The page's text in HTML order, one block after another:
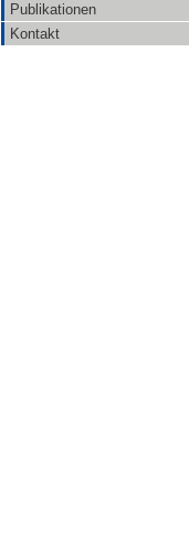
Publikationen
Kontakt